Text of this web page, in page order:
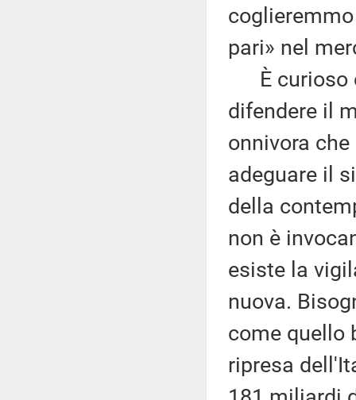
pari» nel
È curioso
difendere il
onnivora
adeguare il
della
non è
esiste la
nuova.
come quello
ripresa